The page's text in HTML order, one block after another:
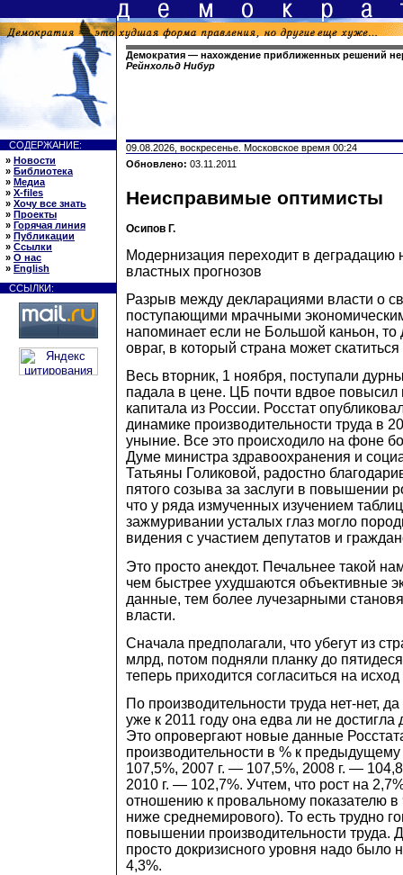
Демократия — нахождение приближенных решений
Рейнхольд Нибур
СОДЕРЖАНИЕ:
» Новости
» Библиотека
» Медиа
» X-files
» Хочу все знать
» Проекты
» Горячая линия
» Публикации
» Ссылки
» О нас
» English
ССЫЛКИ:
09.08.2026, воскресенье. Московское время 00:24
Обновлено: 03.11.2011
Неисправимые оптимисты
Осипов Г.
Модернизация переходит в
властных прогнозов
Разрыв между декларациями власти о
поступающими мрачными
напоминает если не Большой каньон, то
овраг, в который страна может
Весь вторник, 1 ноября, поступали
падала в цене. ЦБ почти вдвое повысил
капитала из России. Росстат
динамике производительности труда в
уныние. Все это происходило на фоне
Думе министра здравоохранения и
Татьяны Голиковой, радостно
пятого созыва за заслуги в повышении
что у ряда измученных изучением
зажмуривании усталых глаз могло
видения с участием депутатов и
Это просто анекдот. Печальнее такой
чем быстрее ухудшаются объективные
данные, тем более лучезарными
власти.
Сначала предполагали, что убегут из
млрд, потом подняли планку до
теперь приходится согласиться на
По производительности труда нет-нет,
уже к 2011 году она едва ли не достигла
Это опровергают новые данные
производительности в % к
107,5%, 2007 г. — 107,5%, 2008 г. —
2010 г. — 102,7%. Учтем, что рост на
отношению к провальному показателю в
ниже среднемирового). То есть трудно
повышении производительности труда.
просто докризисного уровня надо было
4,3%.